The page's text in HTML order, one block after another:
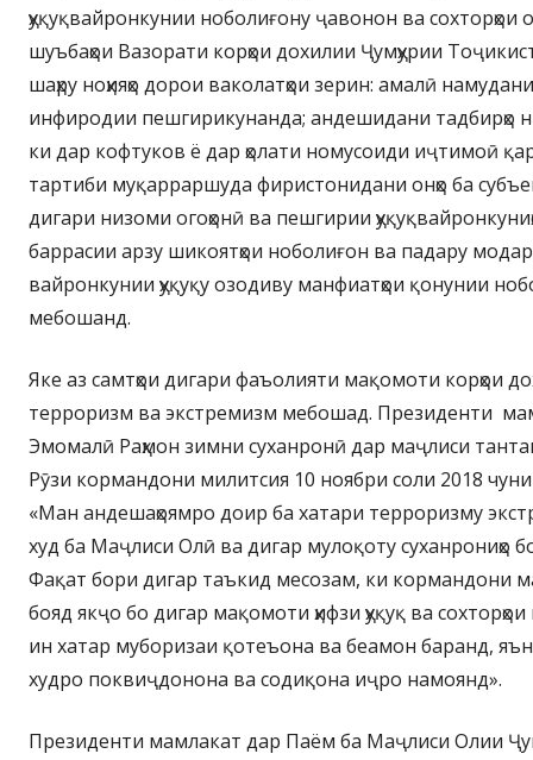
ҳуқуқвайронкунии ноболиғону ҷавонон ва сохторҳои
шуъбаҳои Вазорати корҳои дохилии Ҷумҳурии
шаҳру ноҳияҳо дорои ваколатҳои зерин: амалӣ
инфиродии пешгирикунанда; андешидани тадбирҳо
ки дар кофтуков ё дар ҳолати номусоиди иҷтимоӣ
тартиби муқарраршуда фиристонидани онҳо ба
дигари низоми огоҳонӣ ва пешгирии
баррасии арзу шикоятҳои ноболиғон ва падару
вайронкунии ҳуқуқу озодиву манфиатҳои қонунии
мебошанд.
Яке аз самтҳои дигари фаъолияти мақомоти корҳои
терроризм ва экстремизм мебошад. Президенти
Эмомалӣ Раҳмон зимни суханронӣ дар маҷлиси
Рӯзи кормандони милитсия 10 ноябри соли 2018
«Ман андешаҳоямро доир ба хатари терроризму
худ ба Маҷлиси Олӣ ва дигар мулоқоту суханрониҳо
Фақат бори дигар таъкид месозам, ки кормандони
бояд якҷо бо дигар мақомоти ҳифзи ҳуқуқ ва
ин хатар муборизаи қотеъона ва беамон баранд,
худро поквиҷдонона ва содиқона иҷро намоянд».
Президенти мамлакат дар Паём ба Маҷлиси Олии